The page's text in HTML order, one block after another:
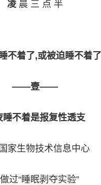
凌晨 三 点 半
不着了,或被迫睡不着了
——壹——
睡不着是报复性透支
家生物技术信息中心
过“睡眠剥夺实验”